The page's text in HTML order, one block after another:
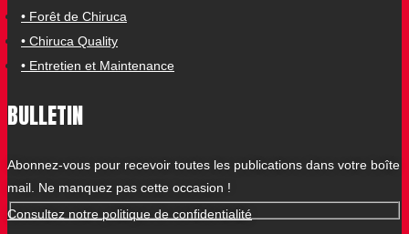
• Forêt de Chiruca
• Chiruca Quality
• Entretien et Maintenance
BULLETIN
Abonnez-vous pour recevoir toutes les publications dans votre boîte
mail. Ne manquez pas cette occasion !
Consultez notre politique de confidentialité